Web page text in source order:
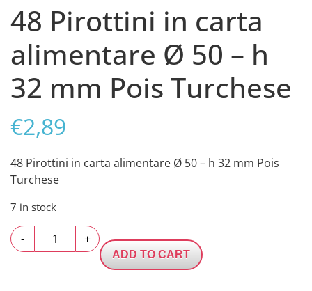
48 Pirottini in carta
alimentare Ø 50 – h
32 mm Pois Turchese
€2,89
48 Pirottini in carta alimentare Ø 50 – h 32 mm Pois
Turchese
7 in stock
-
Pirottini
+
ADD TO CART